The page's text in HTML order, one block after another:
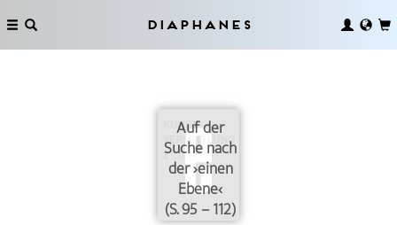
Diaphanes
Auf der
Suche nach
der ›einen
Ebene‹
(S. 95 – 112)